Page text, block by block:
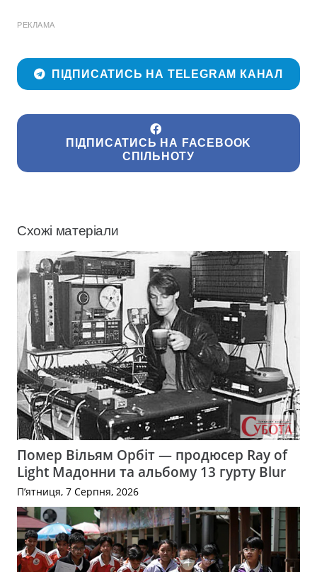
РЕКЛАМА
ПІДПИСАТИСЬ НА TELEGRAM КАНАЛ
ПІДПИСАТИСЬ НА FACEBOOK
СПІЛЬНОТУ
Схожі матеріали
Помер Вільям Орбіт — продюсер Ray of
Light Мадонни та альбому 13 гурту Blur
П’ятниця, 7 Серпня, 2026